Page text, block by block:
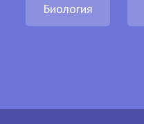
Биология